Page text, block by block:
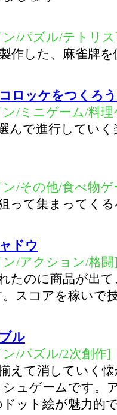
/パズル/テトリ
作した、麻雀牌
ロッケをつくろ
/ミニゲーム/料
んで進行してい
/その他/食べ物ゲ
って集まってく
ドウ
/アクション/格闘
たのに商品が出
スコアを稼いで
ル
/パズル/2次創作]
えて消していく
ュゲームです。
ット絵が魅力的